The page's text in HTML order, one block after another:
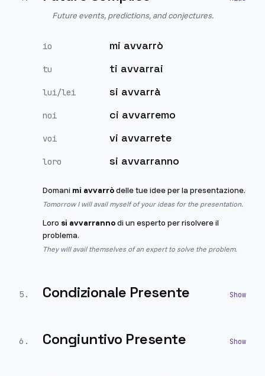
Future events, predictions, and conjectures.
io mi avvarrò
tu ti avvarrai
lui/lei si avvarrà
noi ci avvarremo
voi vi avvarrete
loro si avvarranno
Domani mi avvarròdelle tue idee per la presentazione.
Tomorrow I will avail myself of your ideas for the presentation.
Loro si avvarrannodi un esperto per risolvere il
problema.
They will avail themselves of an expert to solve the problem.
5 . Condizionale Presente
6 . Congiuntivo Presente